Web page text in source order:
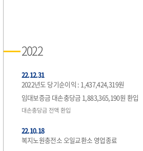
2022
22.12.31
2022년도 당기순이익 : 1,437,424,319원
임대보증금 대손충당금 1,883,365,190원 환입
대손충당금 전액 환입
22.10.18
복지노원충전소 오일교환소 영업종료